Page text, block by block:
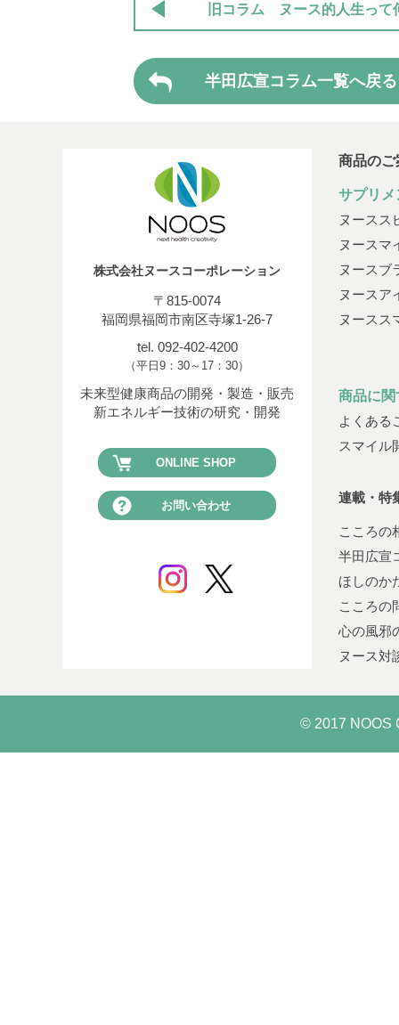
旧コラム ヌース的人生って
半田広宣コラム一覧へ戻る
株式会社ヌースコーポレーション
〒815-0074
福岡県福岡市南区寺塚1-26-7
tel. 092-402-4200
（平日9：30～17：30）
未来型健康商品の開発・製造・販売
新エネルギー技術の研究・開発
ONLINE SHOP
お問い合わせ
商品のご
サプリメ
ヌースス
ヌースマ
ヌースブ
ヌースア
ヌースス
商品に関
よくある
スマイル
連載・特
こころの
半田広宣
ほしのか
こころの
心の風邪
ヌース対
© 2017 NOOS